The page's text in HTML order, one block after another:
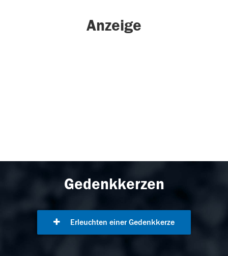
Anzeige
Gedenkkerzen
Erleuchten einer Gedenkkerze